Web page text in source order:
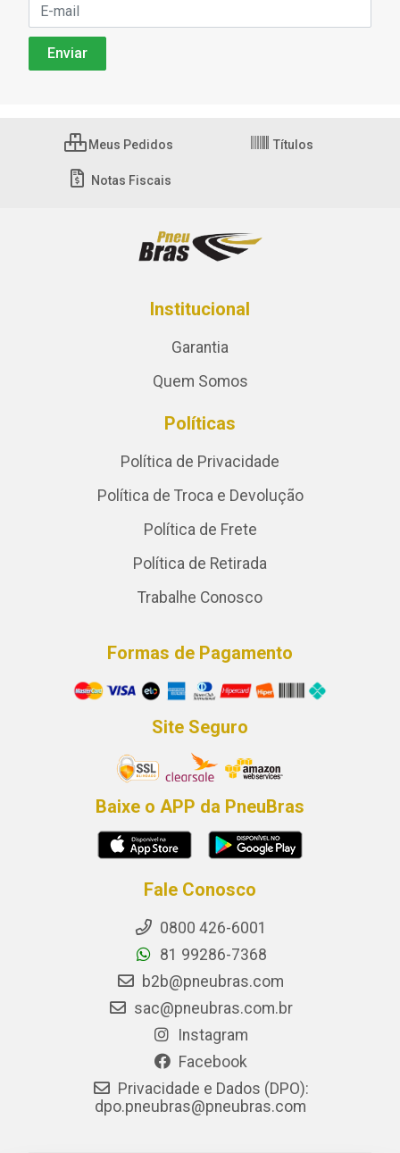
Meus Pedidos Títulos
Notas Fiscais
Institucional
Garantia
Quem Somos
Políticas
Política de Privacidade
Política de Troca e Devolução
Política de Frete
Política de Retirada
Trabalhe Conosco
Formas de Pagamento
Site Seguro
Baixe o APP da PneuBras
Fale Conosco
0800 426-6001
81 99286-7368
b2b@pneubras.com
sac@pneubras.com.br
Instagram
Facebook
Privacidade e Dados (DPO):
dpo.pneubras@pneubras.com